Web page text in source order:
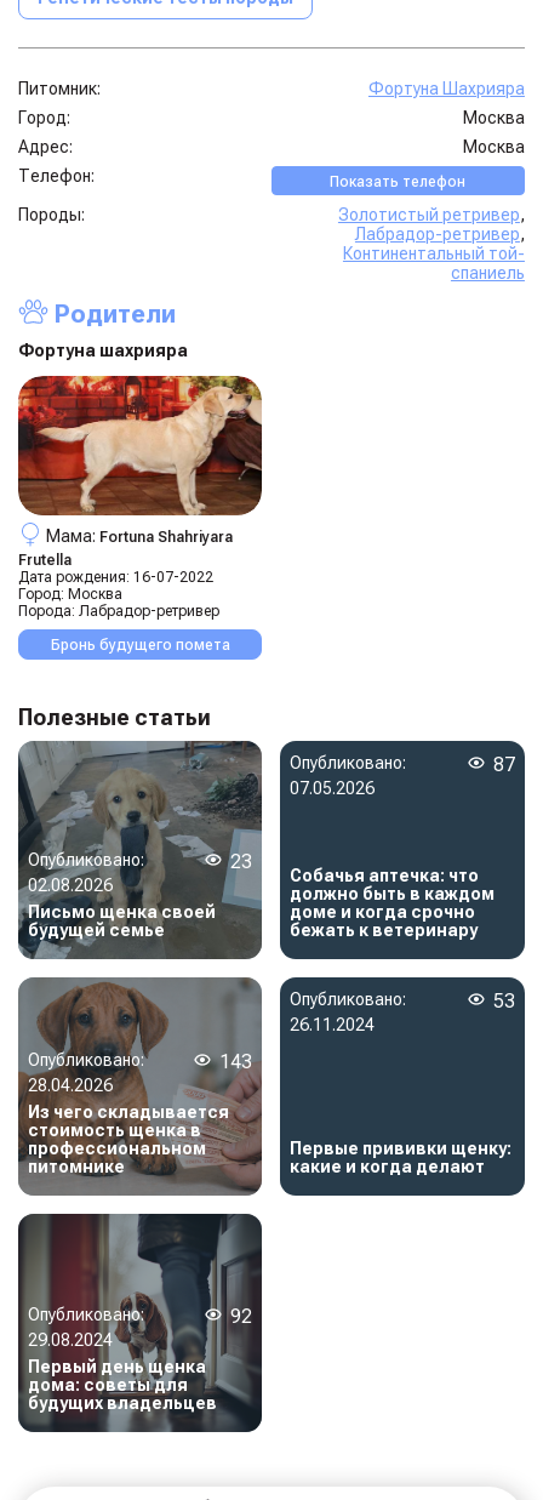
Питомник:
Фортуна Шахрияра
Город:
Москва
Адрес:
Москва
Телефон:
Показать телефон
Породы: Золотистый ретривер,
Лабрадор-ретривер,
Континентальный той-
спаниель
Родители
Фортуна шахрияра
Мама: Fortuna Shahriyara
Frutella
Дата рождения: 16-07-2022
Город: Москва
Порода: Лабрадор-ретривер
Бронь будущего помета
Полезные статьи
Опубликовано:
02.08.2026
23
Письмо щенка своей
будущей семье
Опубликовано:
07.05.2026
87
Собачья аптечка: что
должно быть в каждом
доме и когда срочно
бежать к ветеринару
Опубликовано:
28.04.2026
143
Из чего складывается
стоимость щенка в
профессиональном
питомнике
Опубликовано:
26.11.2024
53
Первые прививки щенку:
какие и когда делают
Опубликовано:
29.08.2024
92
Первый день щенка
дома: советы для
будущих владельцев